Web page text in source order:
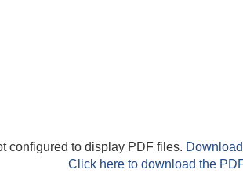
configured to display PDF files.
Click here to download the